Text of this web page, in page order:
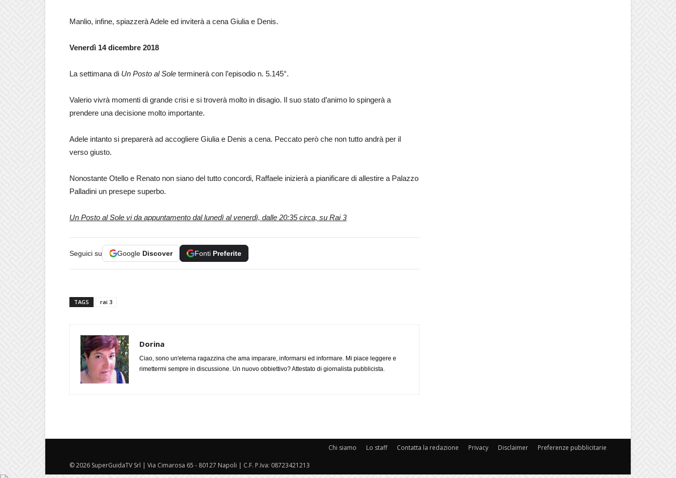
Manlio, infine, spiazzerà Adele ed inviterà a cena Giulia e Denis.
Venerdì 14 dicembre 2018
La settimana di Un Posto al Sole terminerà con l’episodio n. 5.145°.
Valerio vivrà momenti di grande crisi e si troverà molto in disagio. Il suo stato d’animo lo spingerà a
prendere una decisione molto importante.
Adele intanto si preparerà ad accogliere Giulia e Denis a cena. Peccato però che non tutto andrà per il
verso giusto.
Nonostante Otello e Renato non siano del tutto concordi, Raffaele inizierà a pianificare di allestire a Palazzo
Palladini un presepe superbo.
Un Posto al Sole vi da appuntamento dal lunedì al venerdì, dalle 20:35 circa, su Rai 3
Seguici su Google Discover Fonti Preferite
TAGS rai 3
Dorina
Ciao, sono un'eterna ragazzina che ama imparare, informarsi ed informare. Mi piace leggere e
rimettermi sempre in discussione. Un nuovo obbiettivo? Attestato di giornalista pubblicista.
Chi siamo Lo staff Contatta la redazione Privacy Disclaimer Preferenze pubblicitarie
© 2026 SuperGuidaTV Srl | Via Cimarosa 65 - 80127 Napoli | C.F. P.Iva: 08723421213